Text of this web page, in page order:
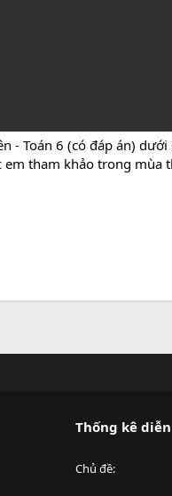
- Toán 6 (có đáp án)
em tham khảo trong mùa
Thống kê
Chủ đề